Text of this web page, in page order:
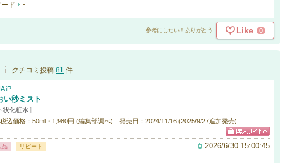
ド -
参考にしたい！ありがとう Like 0
クチコミ投稿 81 件
iP
い秒ミスト
状化粧水 ]
込価格：50ml・1,980円 (編集部調べ)
発売日：2024/11/16 (2025/9/27追加発売)
品 リピート 2026/6/30 15:00:45